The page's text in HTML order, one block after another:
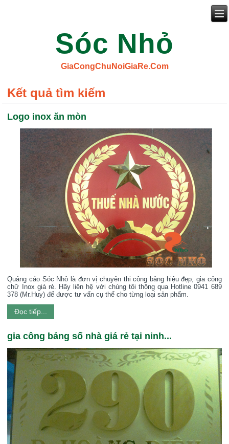
Sóc Nhỏ
GiaCongChuNoiGiaRe.Com
Kết quả tìm kiếm
Logo inox ăn mòn
Quảng cáo Sóc Nhỏ là đơn vị chuyên thi công bảng hiệu đẹp, gia công
chữ Inox giá rẻ. Hãy liên hệ với chúng tôi thông qua Hotline 0941 689
378 (Mr.Huy) để được tư vấn cụ thể cho từng loại sản phẩm.
Đọc tiếp...
gia công bảng số nhà giá rẻ tại ninh...